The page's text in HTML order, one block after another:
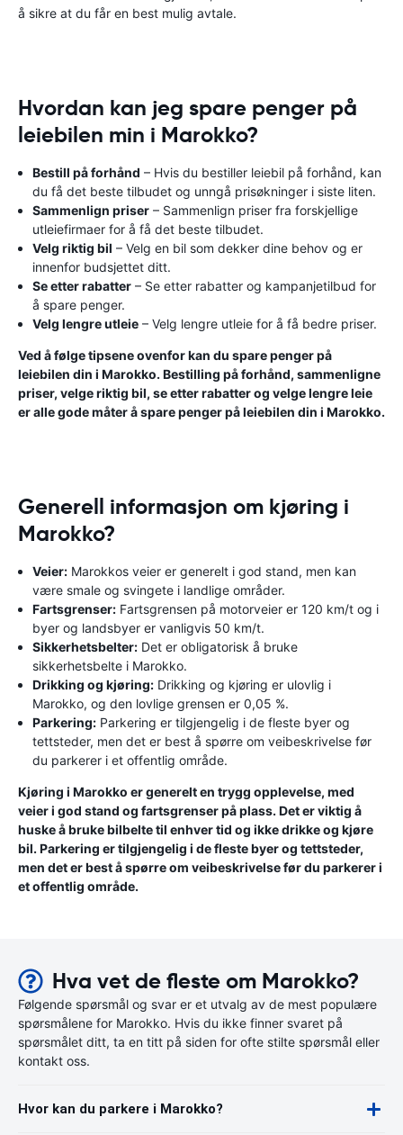
å sikre at du får en best mulig avtale.
Hvordan kan jeg spare penger på
leiebilen min i Marokko?
Bestill på forhånd – Hvis du bestiller leiebil på forhånd, kan
du få det beste tilbudet og unngå prisøkninger i siste liten.
Sammenlign priser – Sammenlign priser fra forskjellige
utleiefirmaer for å få det beste tilbudet.
Velg riktig bil – Velg en bil som dekker dine behov og er
innenfor budsjettet ditt.
Se etter rabatter – Se etter rabatter og kampanjetilbud for
å spare penger.
Velg lengre utleie – Velg lengre utleie for å få bedre priser.
Ved å følge tipsene ovenfor kan du spare penger på
leiebilen din i Marokko. Bestilling på forhånd, sammenligne
priser, velge riktig bil, se etter rabatter og velge lengre leie
er alle gode måter å spare penger på leiebilen din i Marokko.
Generell informasjon om kjøring i
Marokko?
Veier: Marokkos veier er generelt i god stand, men kan
være smale og svingete i landlige områder.
Fartsgrenser: Fartsgrensen på motorveier er 120 km/t og i
byer og landsbyer er vanligvis 50 km/t.
Sikkerhetsbelter: Det er obligatorisk å bruke
sikkerhetsbelte i Marokko.
Drikking og kjøring: Drikking og kjøring er ulovlig i
Marokko, og den lovlige grensen er 0,05 %.
Parkering: Parkering er tilgjengelig i de fleste byer og
tettsteder, men det er best å spørre om veibeskrivelse før
du parkerer i et offentlig område.
Kjøring i Marokko er generelt en trygg opplevelse, med
veier i god stand og fartsgrenser på plass. Det er viktig å
huske å bruke bilbelte til enhver tid og ikke drikke og kjøre
bil. Parkering er tilgjengelig i de fleste byer og tettsteder,
men det er best å spørre om veibeskrivelse før du parkerer i
et offentlig område.
Hva vet de fleste om Marokko?
Følgende spørsmål og svar er et utvalg av de mest populære
spørsmålene for Marokko. Hvis du ikke finner svaret på
spørsmålet ditt, ta en titt på siden for ofte stilte spørsmål eller
kontakt oss.
Hvor kan du parkere i Marokko?